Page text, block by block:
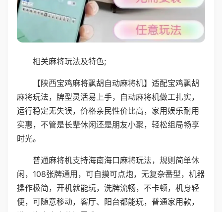
相关麻将玩法及特色;
【陕西宝鸡麻将飘胡自动麻将机】适配宝鸡飘胡
麻将玩法，牌型灵活易上手，自动麻将机做工扎实，
运行稳定无失误，价格亲民性价比高，家用娱乐耐用
实惠，不管是长辈休闲还是朋友小聚，轻松组局畅享
时光。
普通麻将机支持海南海口麻将玩法，规则简单休
闲，108张牌通用，可自摸可点炮，无复杂番型，机器
操作极简，开机就能玩，洗牌流畅，不卡顿，机身轻
便，可随意移动，客厅、阳台都能玩，普通家用款，